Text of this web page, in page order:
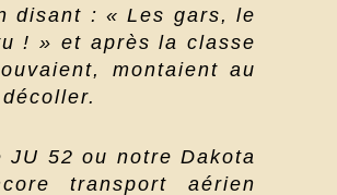
disant : « Les gars, le
! » et après la classe
montaient au
52 ou notre Dakota
transport aérien